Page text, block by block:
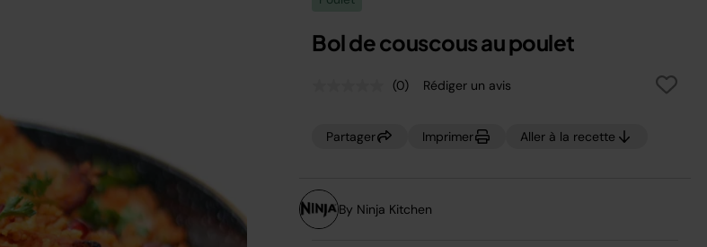
Bol de couscous au poulet
Aucune
notation.
page.
(0) Rédiger un avis
Partager Imprimer Aller à la recette
By Ninja Kitchen